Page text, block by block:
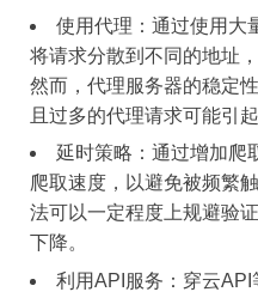
使用代理：通过使用大
将请求分散到不同的地址
然而，代理服务器的稳定
且过多的代理请求可能引
延时策略：通过增加爬
爬取速度，以避免被频繁
法可以一定程度上规避验
下降。
利用API服务：穿云